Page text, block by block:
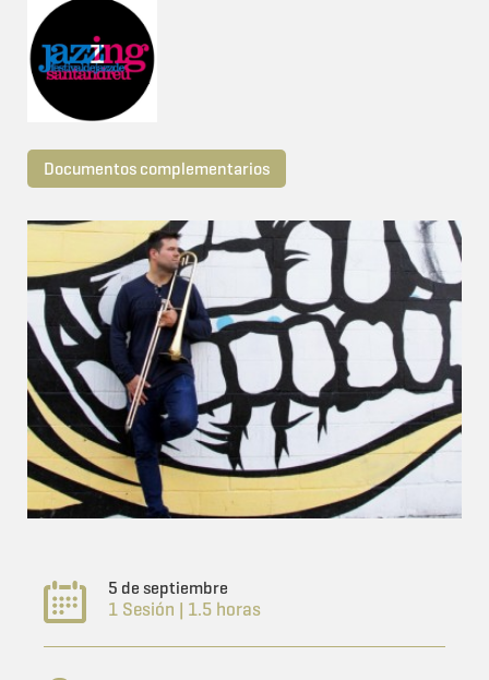
Documentos complementarios
5 de septiembre
1 Sesión | 1.5 horas